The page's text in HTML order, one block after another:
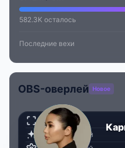
582.3K осталось
Последние вехи
OBS-оверлей Новое
Прозрачный
Анимированный